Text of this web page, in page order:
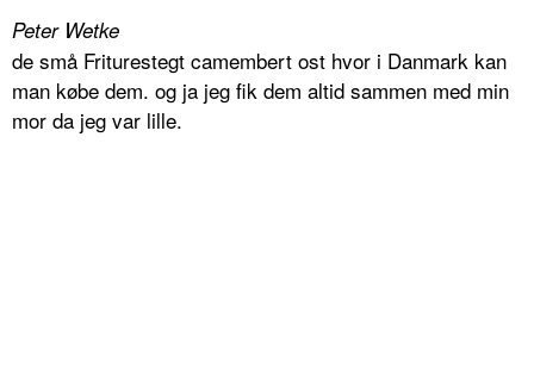
Peter Wetke
de små Friturestegt camembert ost hvor i Danmark kan
man købe dem. og ja jeg fik dem altid sammen med min
mor da jeg var lille.